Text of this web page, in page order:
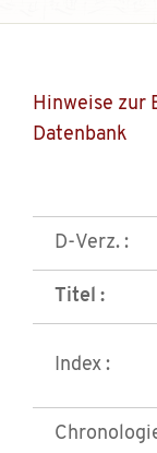
Hinweise zur
Datenbank
D-Verz. :
Titel :
Index :